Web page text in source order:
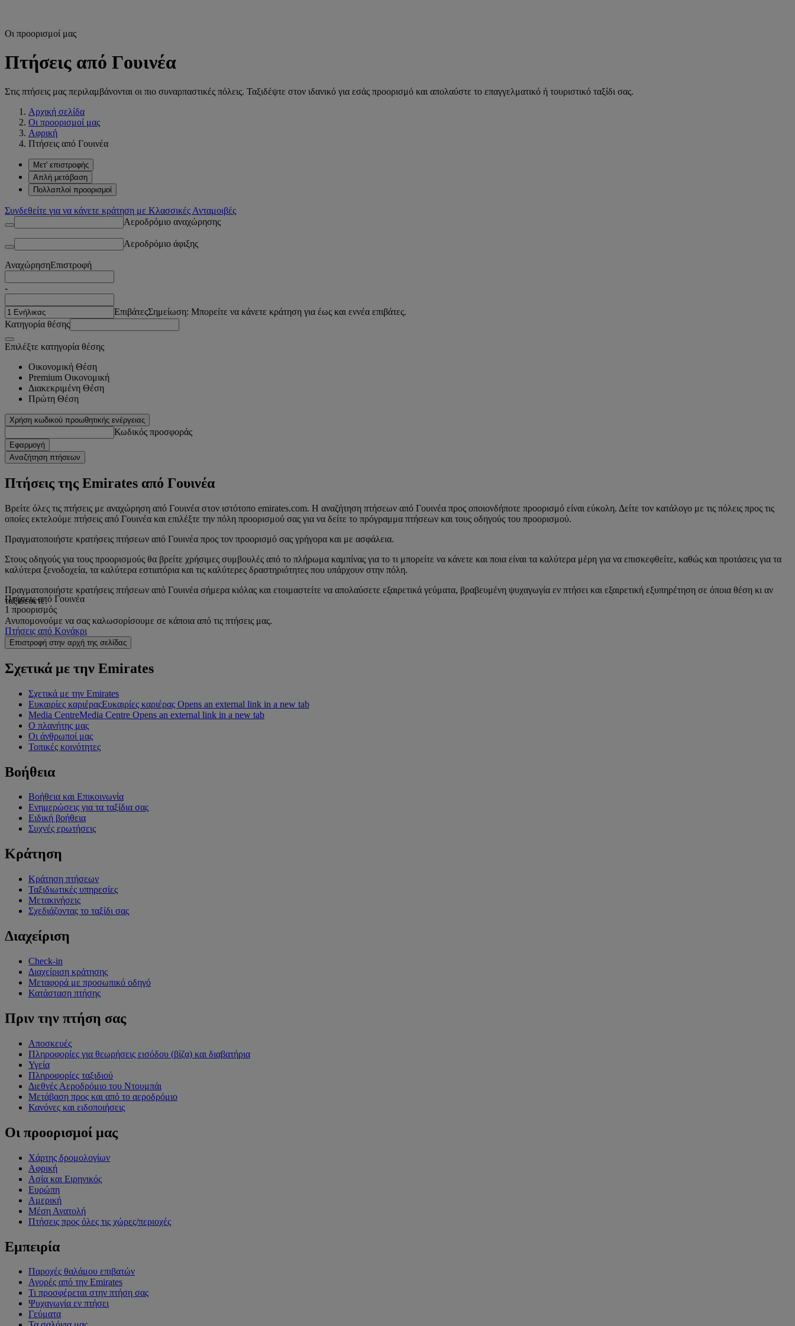
Οι προορισμοί μας
Πτήσεις από Γουινέα
Στις πτήσεις μας περιλαμβάνονται οι πιο συναρπαστικές πόλεις. Ταξιδέψτε στον ιδανικό για εσάς προορισμό και απολαύστε το επαγγελματικό ή τουριστικό ταξίδι σας.
Αρχική σελίδα
Οι προορισμοί μας
Αφρική
Πτήσεις από Γουινέα
Μετ' επιστροφής
Απλή μετάβαση
Πολλαπλοί προορισμοί
Συνδεθείτε για να κάνετε κράτηση με Κλασσικές Ανταμοιβές
Αεροδρόμιο αναχώρησης
Αεροδρόμιο άφιξης
ΑναχώρησηΕπιστροφή
-
ΕπιβάτεςΣημείωση: Μπορείτε να κάνετε κράτηση για έως και εννέα επιβάτες.
Κατηγορία θέσης
Επιλέξτε κατηγορία θέσης
Οικονομική Θέση
Premium Οικονομική
Διακεκριμένη Θέση
Πρώτη Θέση
Χρήση κωδικού προωθητικής ενέργειας
Κωδικός προσφοράς
Εφαρμογή
Αναζήτηση πτήσεων
Πτήσεις της Emirates από Γουινέα
Βρείτε όλες τις πτήσεις με αναχώρηση από Γουινέα στον ιστότοπο emirates.com. Η αναζήτηση πτήσεων από Γουινέα προς οποιονδήποτε προορισμό είναι εύκολη. Δείτε τον κατάλογο με τις πόλεις προς τις
οποίες εκτελούμε πτήσεις από Γουινέα και επιλέξτε την πόλη προορισμού σας για να δείτε το πρόγραμμα πτήσεων και τους οδηγούς του προορισμού.
Πραγματοποιήστε κρατήσεις πτήσεων από Γουινέα προς τον προορισμό σας γρήγορα και με ασφάλεια.
Στους οδηγούς για τους προορισμούς θα βρείτε χρήσιμες συμβουλές από το πλήρωμα καμπίνας για το τι μπορείτε να κάνετε και ποια είναι τα καλύτερα μέρη για να επισκεφθείτε, καθώς και προτάσεις για τα
καλύτερα ξενοδοχεία, τα καλύτερα εστιατόρια και τις καλύτερες δραστηριότητες που υπάρχουν στην πόλη.
Πραγματοποιήστε κρατήσεις πτήσεων από Γουινέα σήμερα κιόλας και ετοιμαστείτε να απολαύσετε εξαιρετικά γεύματα, βραβευμένη ψυχαγωγία εν πτήσει και εξαιρετική εξυπηρέτηση σε όποια θέση κι αν
ταξιδεύετε.
Ανυπομονούμε να σας καλωσορίσουμε σε κάποια από τις πτήσεις μας.
Πτήσεις από Γουινέα
1 προορισμός
Πτήσεις από Κονάκρι
Επιστροφή στην αρχή της σελίδας
Σχετικά με την Emirates
Σχετικά με την Emirates
Ευκαιρίες καριέραςΕυκαιρίες καριέρας Opens an external link in a new tab
Media CentreMedia Centre Opens an external link in a new tab
Ο πλανήτης μας
Οι άνθρωποί μας
Τοπικές κοινότητες
Βοήθεια
Βοήθεια και Επικοινωνία
Ενημερώσεις για τα ταξίδια σας
Ειδική βοήθεια
Συχνές ερωτήσεις
Κράτηση
Κράτηση πτήσεων
Ταξιδιωτικές υπηρεσίες
Μετακινήσεις
Σχεδιάζοντας το ταξίδι σας
Διαχείριση
Check-in
Διαχείριση κράτησης
Μεταφορά με προσωπικό οδηγό
Κατάσταση πτήσης
Πριν την πτήση σας
Αποσκευές
Πληροφορίες για θεωρήσεις εισόδου (βίζα) και διαβατήρια
Υγεία
Πληροφορίες ταξιδιού
Διεθνές Αεροδρόμιο του Ντουμπάι
Μετάβαση προς και από το αεροδρόμιο
Κανόνες και ειδοποιήσεις
Οι προορισμοί μας
Χάρτης δρομολογίων
Αφρική
Ασία και Ειρηνικός
Ευρώπη
Αμερική
Μέση Ανατολή
Πτήσεις προς όλες τις χώρες/περιοχές
Εμπειρία
Παροχές θαλάμου επιβατών
Αγορές από την Emirates
Τι προσφέρεται στην πτήση σας
Ψυχαγωγία εν πτήσει
Γεύματα